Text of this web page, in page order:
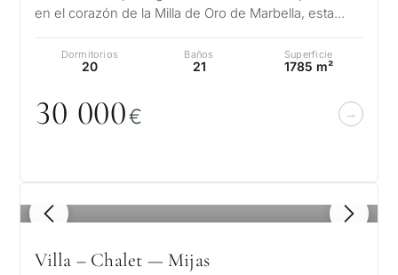
en el corazón de la Milla de Oro de Marbella, esta
Dormitorios
20
Baños
21
Superficie
1785 m²
30 000€
1 / 8
Villa – Chalet — Mijas